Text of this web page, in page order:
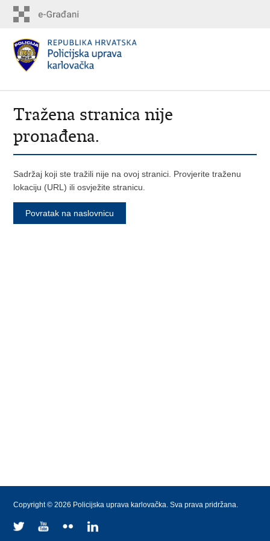
Tražena stranica nije
pronađena.
Sadržaj koji ste tražili nije na ovoj stranici. Provjerite traženu
lokaciju (URL) ili osvježite stranicu.
Povratak na naslovnicu
Copyright © 2026 Policijska uprava karlovačka. Sva prava pridržana.